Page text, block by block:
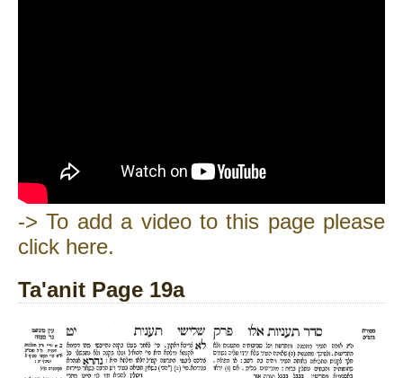
-> To add a video to this page please
click here.
Ta'anit Page 19a